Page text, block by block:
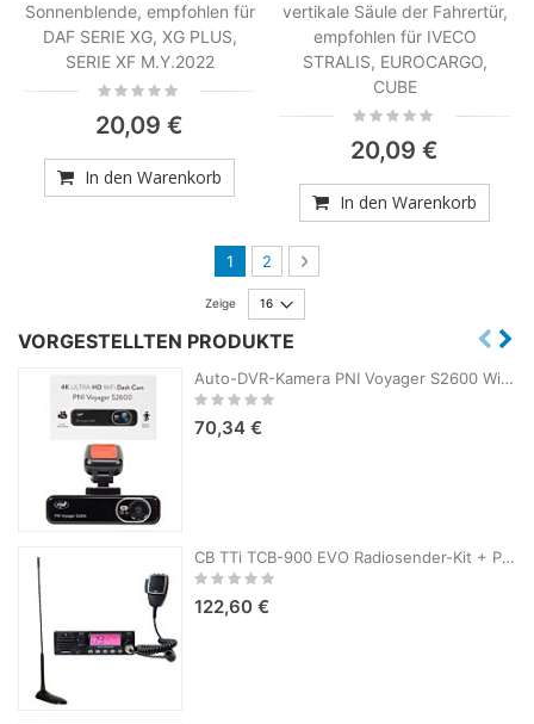
Sonnenblende, empfohlen für
DAF SERIE XG, XG PLUS,
SERIE XF M.Y.2022
Rating:
20,09 €
In den Warenkorb
vertikale Säule der Fahrertür,
empfohlen für IVECO
STRALIS, EUROCARGO,
CUBE
Rating:
20,09 €
In den Warenkorb
SeiteSie lesen gerade die Seite
1 Seite
2 Seite
Weiter
Zeige
VORGESTELLTEN PRODUKTE
Auto-DVR-Kamera PNI Voyager S2600 WiFi, 4K Ultra HD, GPS, ohne Display, Parküberwachungsfunktion, G-Sensor, Video- und Audioaufzeichnung, 12V/24V-Stromversorgung
Rating:
70,34 €
CB TTi TCB-900 EVO Radiosender-Kit + PNI Extra 45 CB-Antenne mit Magnet
Rating:
122,60 €